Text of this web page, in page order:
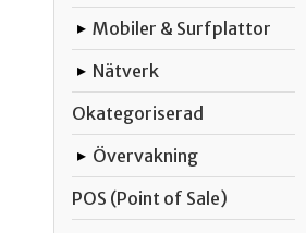
▸ Mobiler & Surfplattor
▸ Nätverk
Okategoriserad
▸ Övervakning
POS (Point of Sale)